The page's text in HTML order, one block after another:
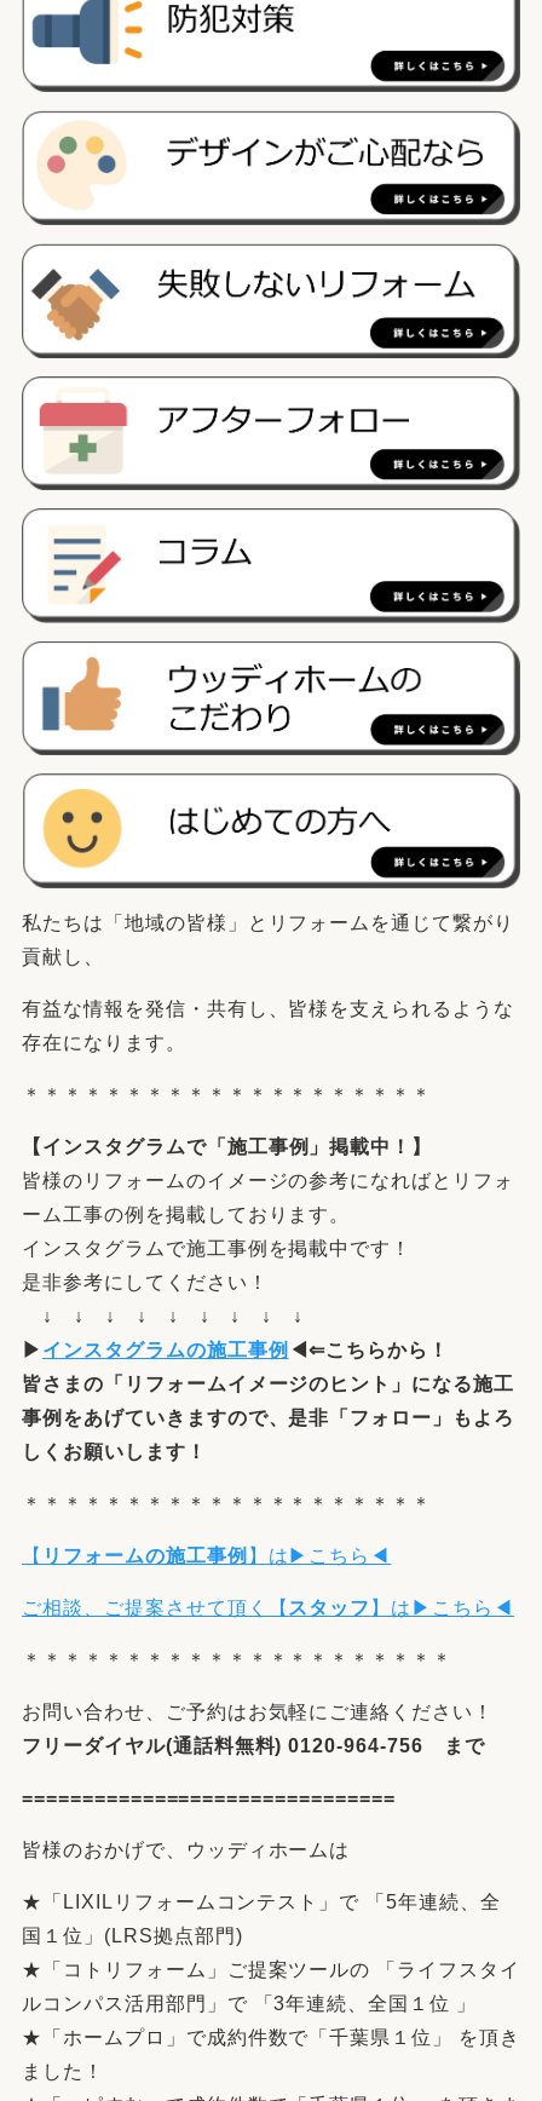
私たちは「地域の皆様」とリフォームを通じて繋がり
貢献し、
有益な情報を発信・共有し、皆様を支えられるような
存在になります。
＊＊＊＊＊＊＊＊＊＊＊＊＊＊＊＊＊＊＊＊
【 インスタグラムで「施工事例」掲載中！】
皆様のリフォームのイメージの参考になればとリフォ
ーム工事の例を掲載しております。
インスタグラムで施工事例を掲載中です！
是非参考にしてください！
↓ ↓ ↓ ↓ ↓ ↓ ↓ ↓ ↓
▶ インスタグラムの施工事例 ◀⇐こちらから！
皆さまの「 リフォームイメージの ヒント 」になる施工
事例をあげていきますので、是非「フォロー」もよろ
しくお願いします！
＊＊＊＊＊＊＊＊＊＊＊＊＊＊＊＊＊＊＊＊
【 リフォームの施工事例 】は▶こちら◀
ご相談、ご提案させて頂く【 スタッフ 】は▶こちら◀
＊＊＊＊＊＊＊＊＊＊＊＊＊＊＊＊＊＊＊＊＊
お問い合わせ、ご予約はお気軽にご連絡ください！
フリーダイヤル(通話料無料) 0120-964-756 まで
===============================
皆様のおかげで、ウッディホームは
★「LIXILリフォームコンテスト」で 「5年連続、全
国１位」(LRS拠点部門)
★「コトリフォーム」ご提案ツールの 「ライフスタイ
ルコンパス活用部門」で 「3年連続、全国１位 」
★「ホームプロ」で成約件数で「千葉県１位」 を頂き
ました！